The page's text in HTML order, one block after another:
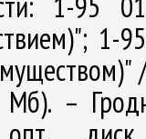
1-
Мб). –